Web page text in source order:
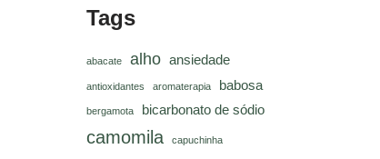
Tags
abacate alho ansiedade
antioxidantes aromaterapia babosa
bergamota bicarbonato de sódio
camomila capuchinha